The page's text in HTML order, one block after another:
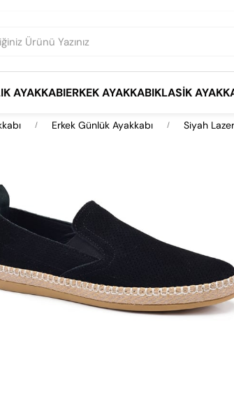
AYAKKABIERKEK AYAKKABIKLASIK
Erkek Günlük Ayakkabı Siyah